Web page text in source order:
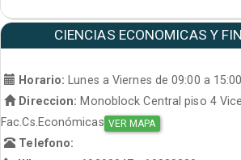
CIENCIAS ECONOMICAS Y
Horario: Lunes a Viernes de 09:00 a 15:00
Direccion: Monoblock Central piso 4
Fac.Cs.Económicas VER MAPA
Telefono: